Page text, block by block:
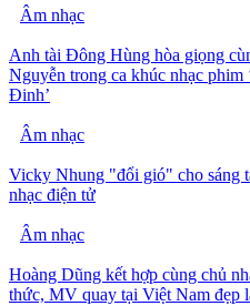
Âm nhạc
Anh tài Đông Hùng hòa giọng
Nguyễn trong ca khúc nhạc
Đinh’
Âm nhạc
Vicky Nhung "đổi gió" cho sáng
nhạc điện tử
Âm nhạc
Hoàng Dũng kết hợp cùng chủ
thức, MV quay tại Việt Nam đẹp